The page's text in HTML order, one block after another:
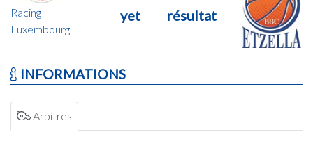
Racing
Luxembourg
yet
résultat
INFORMATIONS
Arbitres